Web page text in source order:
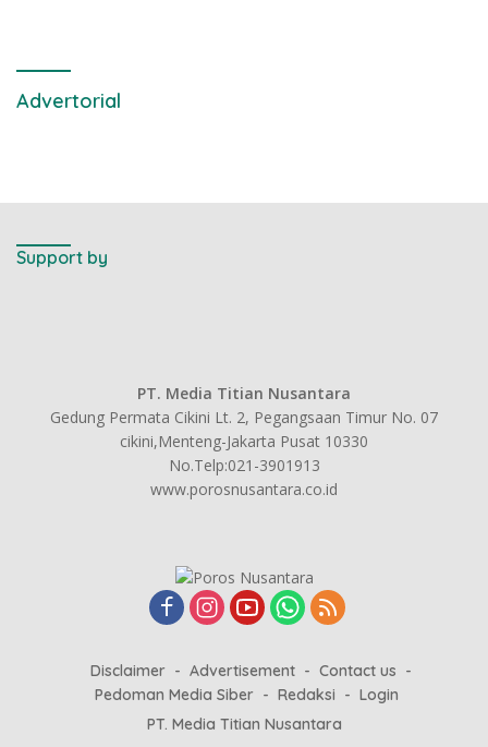
Advertorial
Support by
PT. Media Titian Nusantara
Gedung Permata Cikini Lt. 2, Pegangsaan Timur No. 07
cikini,Menteng-Jakarta Pusat 10330
No.Telp:021-3901913
www.porosnusantara.co.id
Disclaimer Advertisement
Contact us
Pedoman Media Siber
Redaksi
Login
PT. Media Titian Nusantara